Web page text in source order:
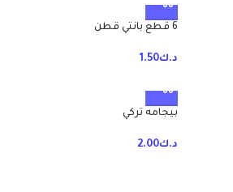
6 قطع بانتي قطن
د.ك1.50
بيجامه تركي
د.ك2.00